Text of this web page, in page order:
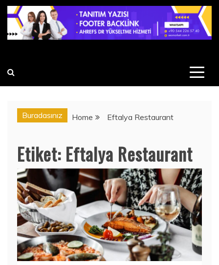
Buradasınız Home Eftalya Restaurant
Etiket: Eftalya Restaurant